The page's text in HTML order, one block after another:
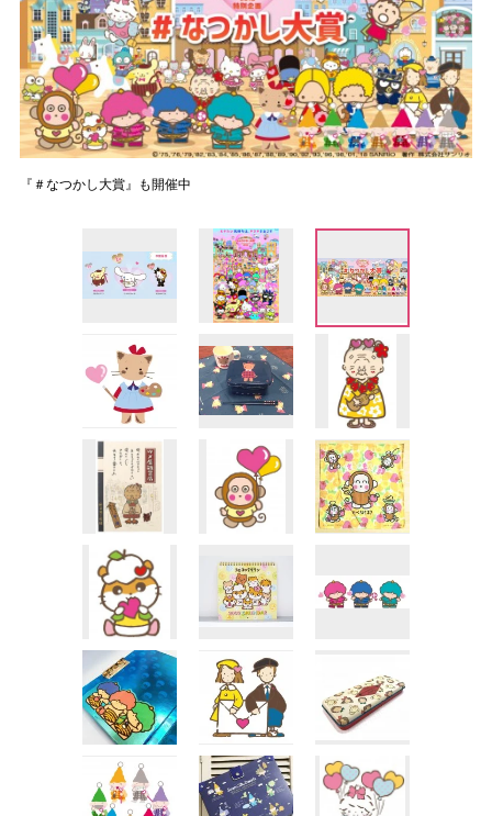
『＃なつかし大賞』も開催中